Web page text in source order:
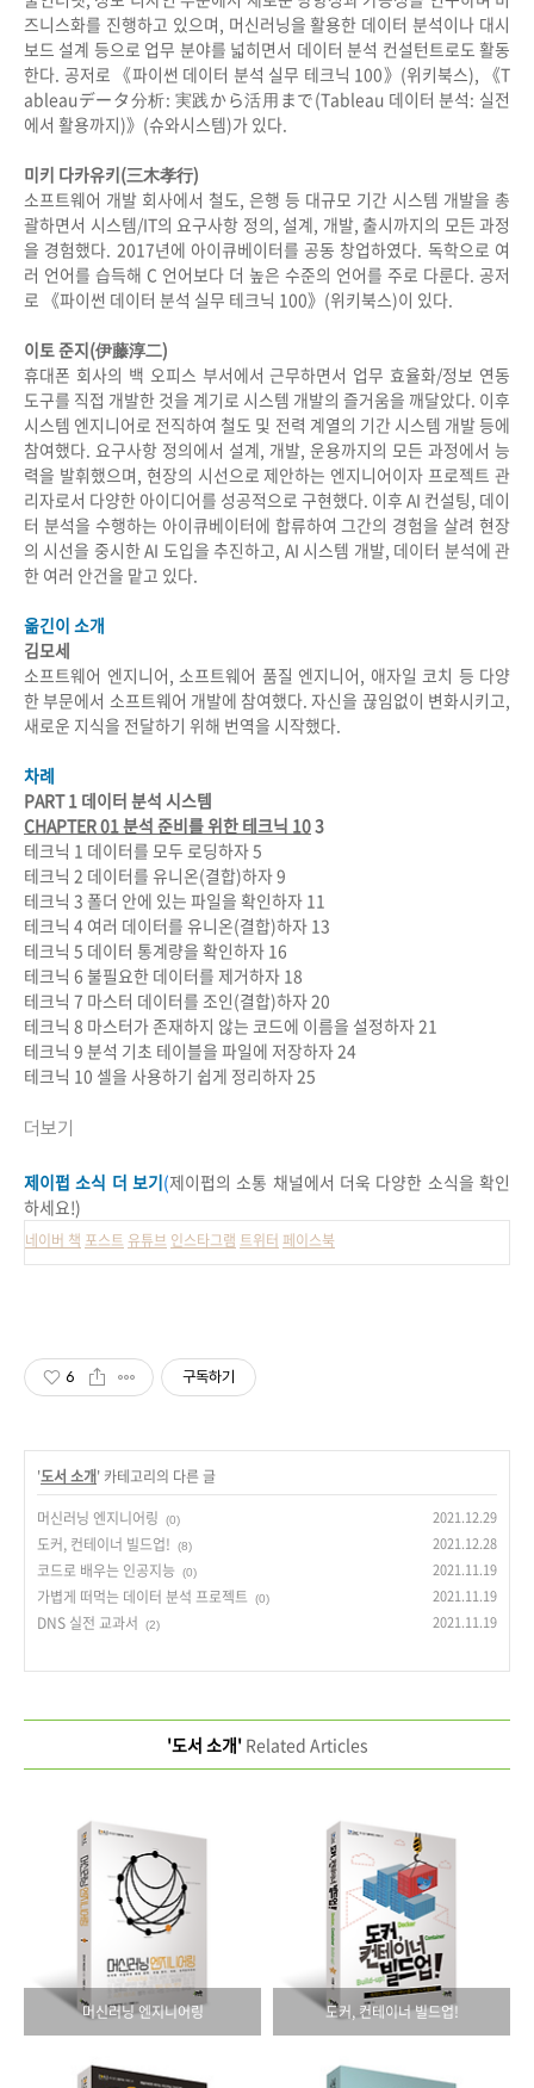
즈니스화를 진행하고 있으며, 머신러닝을 활용한 데이터 분석이나 대시
보드 설계 등으로 업무 분야를 넓히면서 데이터 분석 컨설턴트로도 활동
한다. 공저로 《파이썬 데이터 분석 실무 테크닉 100》(위키북스), 《T
ableauデータ分析: 実践から活用まで(Tableau 데이터 분석: 실전
에서 활용까지)》(슈와시스템)가 있다.
미키 다카유키(三木孝行)
소프트웨어 개발 회사에서 철도, 은행 등 대규모 기간 시스템 개발을 총
괄하면서 시스템/IT의 요구사항 정의, 설계, 개발, 출시까지의 모든 과정
을 경험했다. 2017년에 아이큐베이터를 공동 창업하였다. 독학으로 여
러 언어를 습득해 C 언어보다 더 높은 수준의 언어를 주로 다룬다. 공저
로 《파이썬 데이터 분석 실무 테크닉 100》(위키북스)이 있다.
이토 준지(伊藤淳二)
휴대폰 회사의 백 오피스 부서에서 근무하면서 업무 효율화/정보 연동
도구를 직접 개발한 것을 계기로 시스템 개발의 즐거움을 깨달았다. 이후
시스템 엔지니어로 전직하여 철도 및 전력 계열의 기간 시스템 개발 등에
참여했다. 요구사항 정의에서 설계, 개발, 운용까지의 모든 과정에서 능
력을 발휘했으며, 현장의 시선으로 제안하는 엔지니어이자 프로젝트 관
리자로서 다양한 아이디어를 성공적으로 구현했다. 이후 AI 컨설팅, 데이
터 분석을 수행하는 아이큐베이터에 합류하여 그간의 경험을 살려 현장
의 시선을 중시한 AI 도입을 추진하고, AI 시스템 개발, 데이터 분석에 관
한 여러 안건을 맡고 있다.
옮긴이 소개
김모세
소프트웨어 엔지니어, 소프트웨어 품질 엔지니어, 애자일 코치 등 다양
한 부문에서 소프트웨어 개발에 참여했다. 자신을 끊임없이 변화시키고,
새로운 지식을 전달하기 위해 번역을 시작했다.
차례
PART 1 데이터 분석 시스템
CHAPTER 01 분석 준비를 위한 테크닉 103
테크닉 1 데이터를 모두 로딩하자 5
테크닉 2 데이터를 유니온(결합)하자9
테크닉 3 폴더 안에 있는 파일을 확인하자 11
테크닉 4 여러 데이터를 유니온(결합)하자 13
테크닉 5 데이터 통계량을 확인하자 16
테크닉 6 불필요한 데이터를 제거하자 18
테크닉 7 마스터 데이터를 조인(결합)하자20
테크닉 8 마스터가 존재하지 않는 코드에 이름을 설정하자21
테크닉 9 분석 기초 테이블을 파일에 저장하자24
테크닉 10 셀을 사용하기 쉽게 정리하자25
더보기
제이펍 소식 더 보기(제이펍의 소통 채널에서 더욱 다양한 소식을 확인
하세요!)
네이버 책 포스트 유튜브 인스타그램 트위터 페이스북
6 구독하기
'도서 소개' 카테고리의 다른 글
머신러닝 엔지니어링
(0) 2021.12.29
도커, 컨테이너 빌드업! (8) 2021.12.28
코드로 배우는 인공지능 (0) 2021.11.19
가볍게 떠먹는 데이터 분석 프로젝트 (0) 2021.11.19
DNS 실전 교과서 (2) 2021.11.19
'도서 소개'Related Articles
머신러닝 엔지니어링 도커, 컨테이너 빌드업!